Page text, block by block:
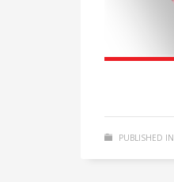
PUBLISHED IN